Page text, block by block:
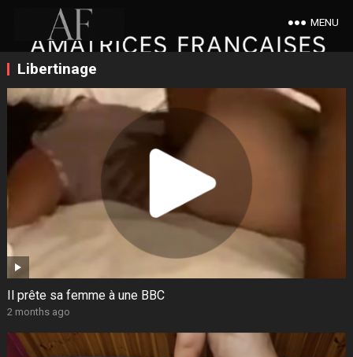
MENU
Libertinage
Il prête sa femme à une BBC
2 months ago